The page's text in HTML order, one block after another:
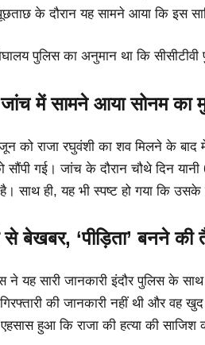
के दौरान यह सामने आया कि इस
पुलिस का अनुमान था कि
में सामने आया सोनम का
को राजा रघुवंशी का शव मिलने के बाद
सौंपी गई। जांच के दौरान चौथे दिन
है। साथ ही, यह भी स्पष्ट हो गया कि
से बेखबर, ‘पीड़िता’ बनने की
ने यह सारी जानकारी इंदौर पुलिस के
की जानकारी नहीं थी और वह
हुआ कि राजा की हत्या की साजिश